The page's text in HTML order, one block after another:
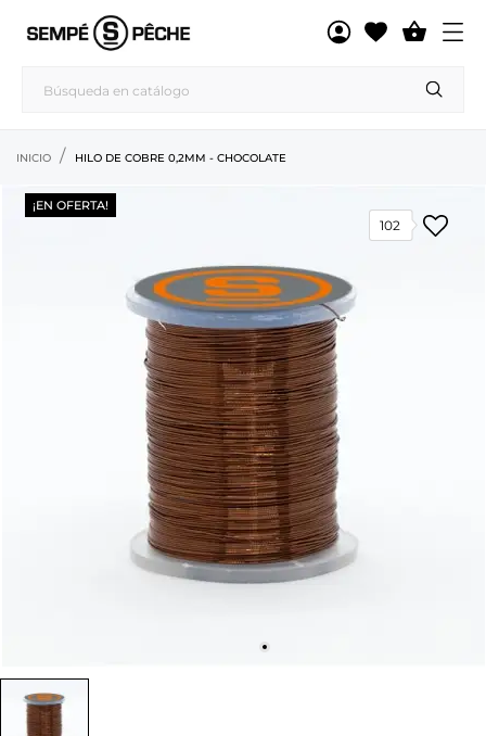

INICIO HILO DE COBRE 0,2MM - CHOCOLATE
¡EN OFERTA!
102